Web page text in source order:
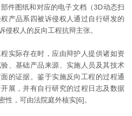
件图纸和对应的电子文档（3D动态扫
产品系四被诉侵权人通过自行研发的
侵权人的反向工程抗辩主张。
实际存在时，应由辩护人提供诸如资
、基础产品来源、实施人员及其技术
的证据。鉴于实施反向工程的过程通
展，并有自行研究的过程日志及数据
性，可由法院庭外核实[6]。